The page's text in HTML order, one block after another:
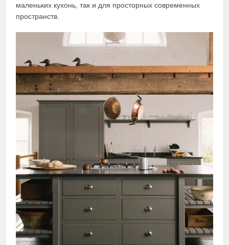
маленьких кухонь, так и для просторных современных
пространств.